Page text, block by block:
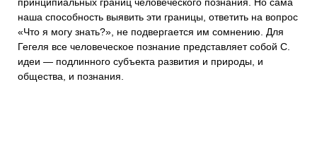
наша способность выявить эти границы, ответить на вопрос
«Что я могу знать?», не подвергается им сомнению. Для
Гегеля все человеческое познание представляет собой С.
идеи — подлинного субъекта развития и природы, и
общества, и познания.